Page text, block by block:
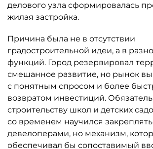
делового узла сформировалась
жилая застройка.
Причина была не в отсутствии
градостроительной идеи, а в
функций. Город резервировал
смешанное развитие, но рынок
с понятным спросом и более
возвратом инвестиций.
строительству школ и детских
со временем научился закреплять
девелоперами, но механизм,
обеспечивал бы сопоставимый